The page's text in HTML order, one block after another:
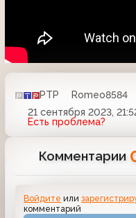
РТР Romeo8584
21 сентября 2023,
Есть проблема?
Комментарии
Войдите или
комментарий